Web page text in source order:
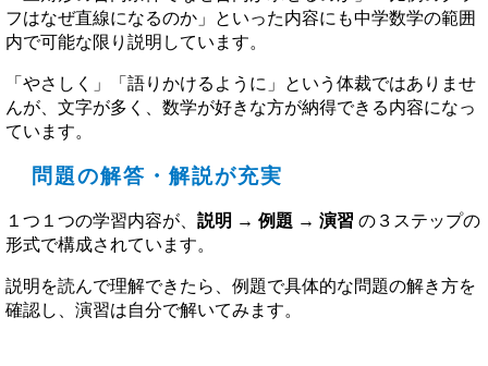
フはなぜ直線になるのか」といった内容にも中学数学の範囲
内で可能な限り説明しています。
「やさしく」「語りかけるように」という体裁ではありませ
んが、文字が多く、数学が好きな方が納得できる内容になっ
ています。
問題の解答・解説が充実
１つ１つの学習内容が、 説明 → 例題 → 演習 の３ステップの
形式で構成されています。
説明を読んで理解できたら、例題で具体的な問題の解き方を
確認し、演習は自分で解いてみます。